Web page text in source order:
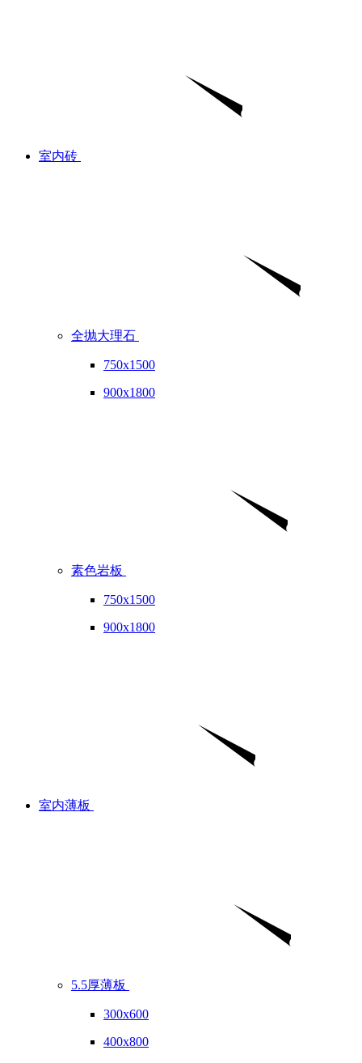
室内砖
全抛大理石
750x1500
900x1800
素色岩板
750x1500
900x1800
室内薄板
5.5厚薄板
300x600
400x800